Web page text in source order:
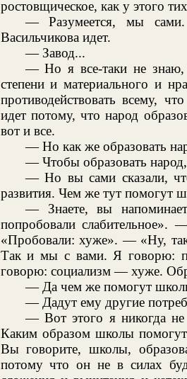
ростовщическое, как у этого
— Разумеется, мы
Васильчикова идет.
— Завод...
— Но я все-таки не знаю,
степени и материального и
противодействовать всему,
идет потому, что народ
вот и все.
— Но как же образовать
— Чтобы образовать
— Но вы сами сказали,
развития. Чем же тут помогут
— Знаете, вы
попробовали
«Пробовали: хуже». — «Ну,
Так и мы с вами. Я говорю:
говорю: социализм — хуже.
— Да чем же помогут
— Дадут ему другие
— Вот этого я никогда
Каким образом школы помогут
Вы говорите, школы,
потому что он не в силах